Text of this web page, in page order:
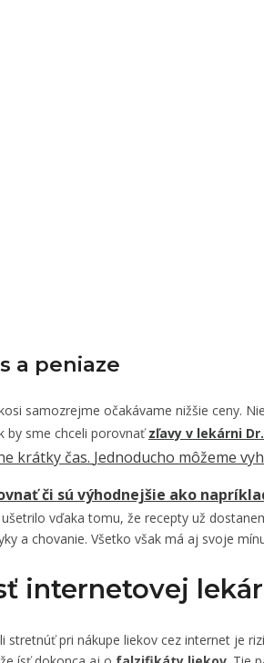
a peniaze
samozrejme očakávame nižšie ceny.
by sme chceli porovnaťzľavy v lekárni
krátky čas. Jednoducho môžeme
či sú výhodnejšie ako
vďaka tomu, že recepty už
a chovanie. Všetko však má aj svoje
internetovej
pri nákupe liekov cez internet je